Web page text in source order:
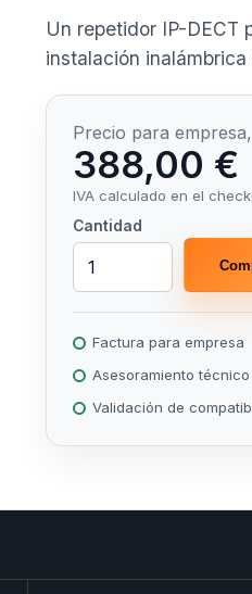
Un repetidor IP-DECT
instalación inalámbrica
Precio para
388,00 €
IVA calculado en el
Cantidad
Factura para empresa
Asesoramiento técnico
Validación de